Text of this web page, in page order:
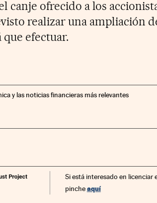
canje ofrecido a los
realizar una ampliación
efectuar.
y las noticias financieras más relevantes
Si está interesado en licenciar
pincheaquí